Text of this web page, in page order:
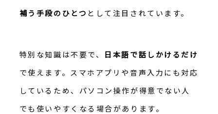
補う手段のひとつ として注目されています。
特別な知識は不要で、 日本語で話しかけるだけ
で使えます。スマホアプリや音声入力にも対応
しているため、パソコン操作が得意でない人
でも使いやすくなる場合があります。